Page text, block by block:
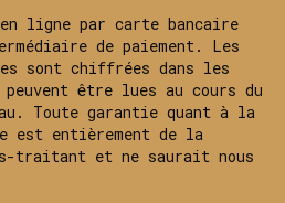
ligne par carte bancaire
de paiement. Les
sont chiffrées dans les
être lues au cours du
Toute garantie quant à la
est entièrement de la
traitant et ne saurait nous